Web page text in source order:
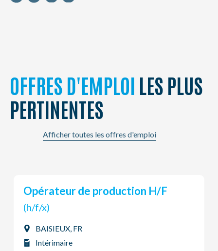
OFFRES D'EMPLOI LES PLUS
PERTINENTES
Afficher toutes les offres d'emploi
Chargeur - Déchargeur de Nuit
(h/f/x)
Luingne, BE
Intérimaire